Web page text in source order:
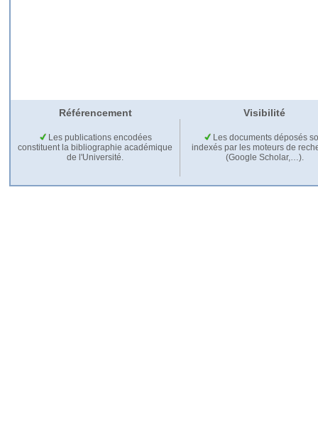
Référencement Visibilité
Les publications encodées
constituent la bibliographie académique
de l'Université.
Les documents déposés
indexés par les moteurs de
(Google Scholar,…).